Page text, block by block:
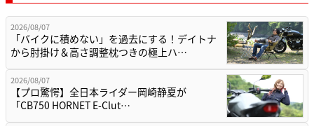
2026/08/07
「バイクに積めない」を過去にする！デイトナ
から肘掛け＆高さ調整枕つきの極上ハ…
2026/08/07
【プロ驚愕】全日本ライダー岡崎静夏が
「CB750 HORNET E-Clut…